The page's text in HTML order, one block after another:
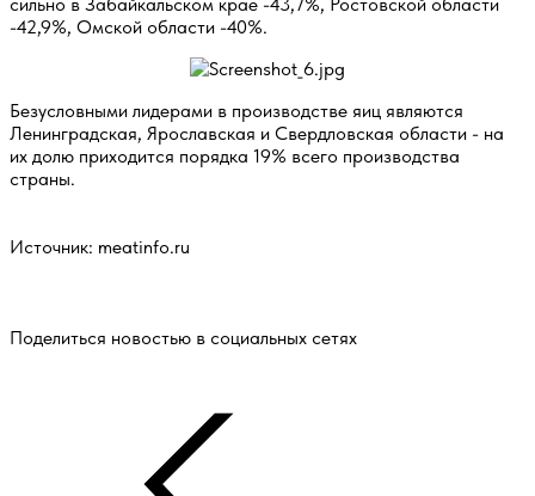
-42,9%, Омской области -40%.
Безусловными лидерами в производстве яиц являются
Ленинградская, Ярославская и Свердловская области - на
их долю приходится порядка 19% всего производства
страны.
Источник: meatinfo.ru
Поделиться новостью в социальных сетях